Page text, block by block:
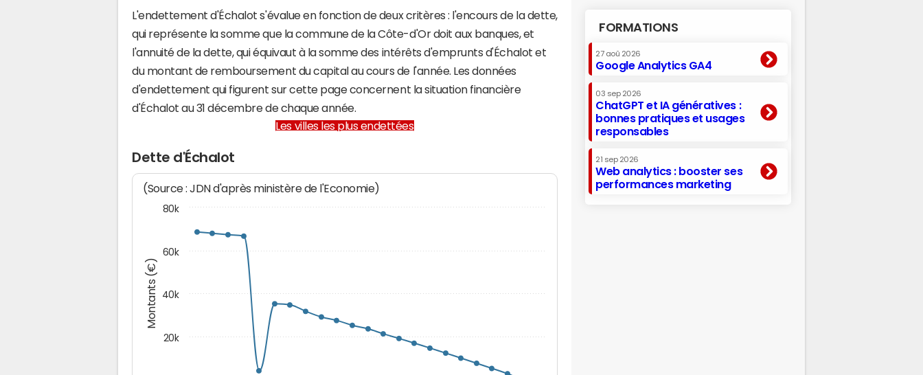
L'endettement d'Échalot s'évalue en fonction de deux critères : l'encours de la dette,
qui représente la somme que la commune de la Côte-d'Or doit aux banques, et
l'annuité de la dette, qui équivaut à la somme des intérêts d'emprunts d'Échalot et
du montant de remboursement du capital au cours de l'année. Les données
d'endettement qui figurent sur cette page concernent la situation financière
d'Échalot au 31 décembre de chaque année.
Les villes les plus endettées
Dette d'Échalot
Montants (€)
(Source : JDN d'après ministère de l'Economie)
20k
40k
60k
80k
FORMATIONS
27 aoû 2026
Google Analytics GA4
03 sep 2026
ChatGPT et IA génératives :
bonnes pratiques et usages
responsables
21 sep 2026
Web analytics : booster ses
performances marketing